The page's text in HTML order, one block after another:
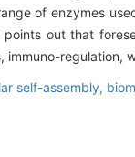
of enzymes
out that
regulation,
self-assembly,